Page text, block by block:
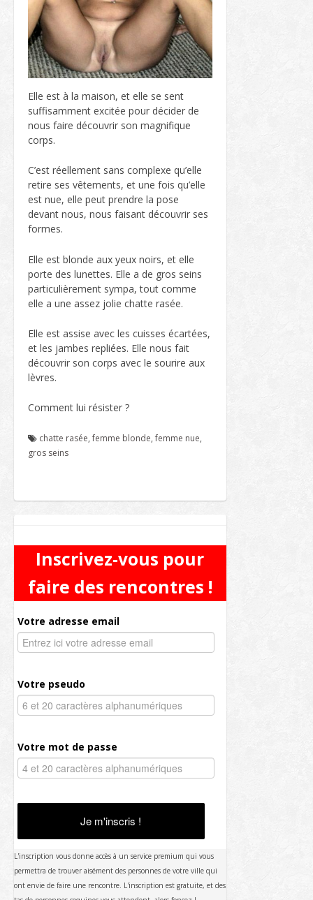
Elle est à la maison, et elle se sent
suffisamment excitée pour décider de
nous faire découvrir son magnifique
corps.
C’est réellement sans complexe qu’elle
retire ses vêtements, et une fois qu’elle
est nue, elle peut prendre la pose
devant nous, nous faisant découvrir ses
formes.
Elle est blonde aux yeux noirs, et elle
porte des lunettes. Elle a de gros seins
particulièrement sympa, tout comme
elle a une assez jolie chatte rasée.
Elle est assise avec les cuisses écartées,
et les jambes repliées. Elle nous fait
découvrir son corps avec le sourire aux
lèvres.
Comment lui résister ?
chatte rasée,femme blonde,femme nue,
gros seins
Inscrivez-vous pour
faire des rencontres !
Votre adresse email
Votre pseudo
Votre mot de passe
Je m'inscris !
L'inscription vous donne accès à un service premium qui vous
permettra de trouver aisément des personnes de votre ville qui
ont envie de faire une rencontre. L'inscription est gratuite, et des